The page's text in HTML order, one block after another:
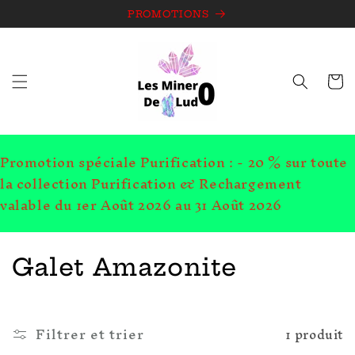
au
PROMOTIONS
Panier
Promotion spéciale Purification : - 20 % sur toute
la collection Purification & Rechargement
valable du 1er Août 2026 au 31 Août 2026
C
l
Galet Amazonite
Filtrer et trier 1 produit